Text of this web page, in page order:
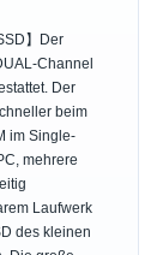
】Der
Channel
Der
beim
im Single-
mehrere
Laufwerk
des kleinen